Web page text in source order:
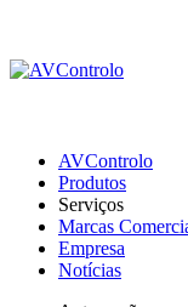
AVControlo
Produtos
Serviços
Marcas
Empresa
Notícias